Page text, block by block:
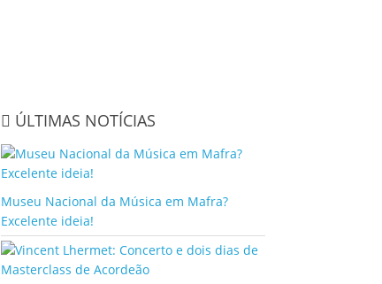
ÚLTIMAS NOTÍCIAS
Museu Nacional da Música em Mafra?
Excelente ideia!